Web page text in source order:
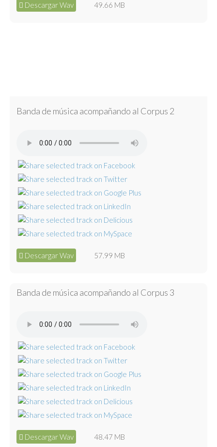
Descargar Wav 49.66 MB
Banda de música acompañando al Corpus 2
Descargar Wav 57.99 MB
Banda de música acompañando al Corpus 3
Descargar Wav 48.47 MB